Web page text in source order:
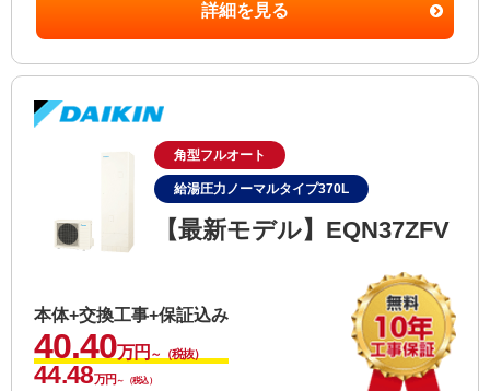
詳細を見る
角型フルオート
給湯圧力ノーマルタイプ370L
【最新モデル】EQN37ZFV
本体+交換工事+保証込み
40.40万円 ～（税抜）
44.48万円 ～（税込）